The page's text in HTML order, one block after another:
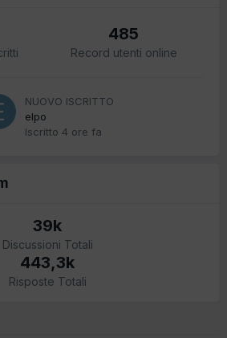
485
Record utenti online
NUOVO ISCRITTO
elpo
Iscritto 4 ore fa
39k
Discussioni Totali
443,3k
Risposte Totali